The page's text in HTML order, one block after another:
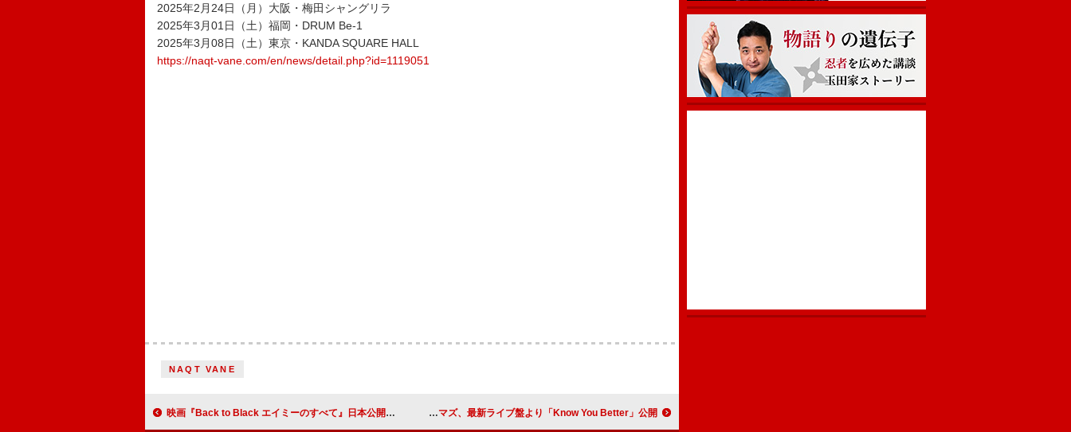
2025年2月24日（月）大阪・梅田シャングリラ
2025年3月01日（土）福岡・DRUM Be-1
2025年3月08日（土）東京・KANDA SQUARE HALL
https://naqt-vane.com/en/news/detail.php?id=1119051
NAQT VANE
映画『Back to Black エイミーのすべて』日本公開を記念して、サントラ収録3曲の和訳MV公開 ブラック・プーマズ、最新ライブ盤より「Know You Better」公開